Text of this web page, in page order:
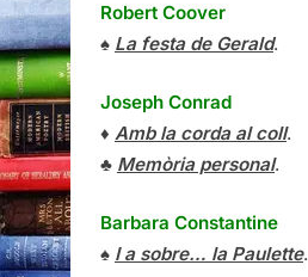
Robert Coover
♠ La festa de Gerald.
Joseph Conrad
♦ Amb la corda al coll.
♣ Memòria personal.
Barbara Constantine
♠ I a sobre… la Paulette.